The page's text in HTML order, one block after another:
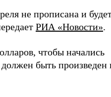
не прописана и
РИА «Новости».
чтобы начались
быть произведен